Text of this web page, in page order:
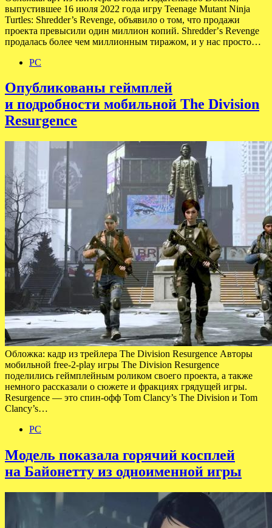
выпустившее 16 июля 2022 года игру Teenage Mutant Ninja
Turtles: Shredder’s Revenge, объявило о том, что продажи
проекта превысили один миллион копий. Shredderʼs Revenge
продалась более чем миллионным тиражом, и у нас просто…
PC
Опубликованы геймплей
и подробности мобильной The Division
Resurgence
Обложка: кадр из трейлера The Division Resurgence Авторы
мобильной free-2-play игры The Division Resurgence
поделились геймплейным роликом своего проекта, а также
немного рассказали о сюжете и фракциях грядущей игры.
Resurgence — это спин-офф Tom Clancy’s The Division и Tom
Clancy’s…
PC
Модель показала горячий косплей
на Байонетту из одноименной игры